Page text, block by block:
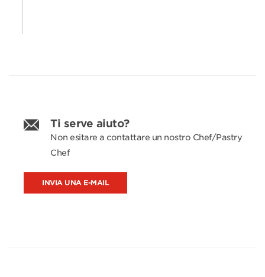
Ti serve aiuto?
Non esitare a contattare un nostro Chef/Pastry
Chef
INVIA UNA E-MAIL